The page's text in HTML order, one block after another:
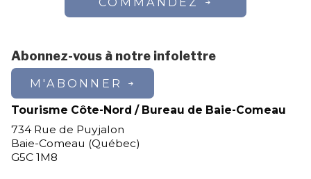
Abonnez-vous à notre infolettre
M'ABONNER
Tourisme Côte-Nord / Bureau de Baie-Comeau
734 Rue de Puyjalon
Baie-Comeau (Québec)
G5C 1M8